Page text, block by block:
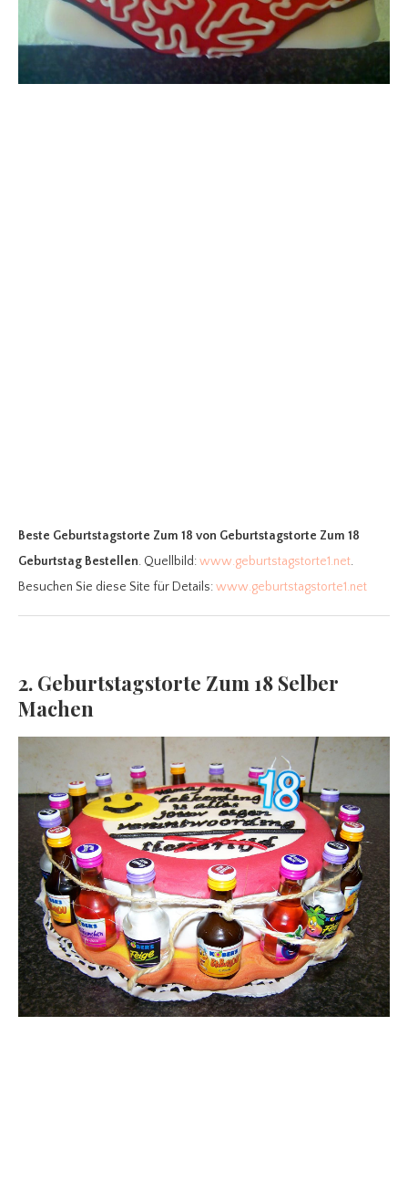
Beste Geburtstagstorte Zum 18 von Geburtstagstorte Zum 18
Geburtstag Bestellen. Quellbild:www.geburtstagstorte1.net.
Besuchen Sie diese Site für Details:www.geburtstagstorte1.net
2. Geburtstagstorte Zum 18 Selber
Machen